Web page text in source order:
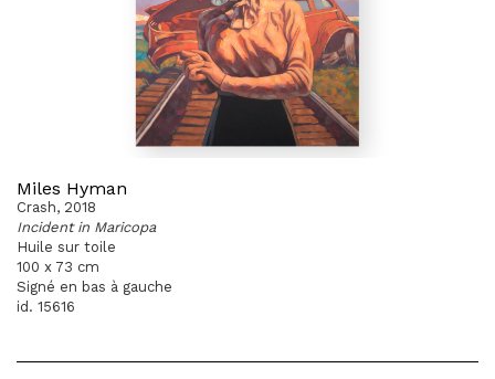
Miles Hyman
Crash, 2018
Incident in Maricopa
Huile sur toile
100 x 73 cm
Signé en bas à gauche
id. 15616